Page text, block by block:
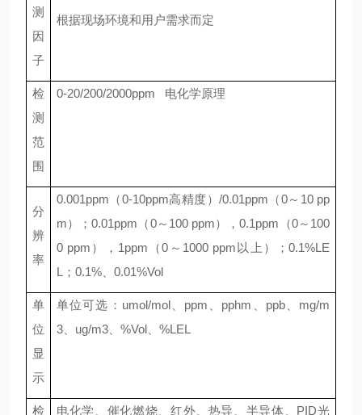
测
因
子
根据现场环境和用户需求而定
检
测
范
围
0-20/200/2000ppm 电化学原理
分
辨
率
0.001ppm（0-10ppm高精度）/0.01ppm（0～10 pp
m）；0.01ppm（0～100 ppm），0.1ppm（0～100
0 ppm），1ppm（0～ 1000 ppm以上）；0.1%LE
L；0.1%
0.01%Vol
单
位
显
示
单位可选： umol/mol、 ppm pphm ppb、 mg/m
3
ug/m3 %Vol %LEL
检
电化学、催化燃烧、红外、热导、半导体、 PID光